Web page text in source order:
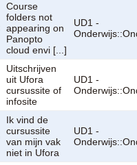
Course
folders not
appearing on
Panopto
cloud envi [...]
UD1 -
Uitschrijven
uit Ufora
cursussite of
infosite
UD1 -
Ik vind de
cursussite
van mijn vak
niet in Ufora
UD1 -